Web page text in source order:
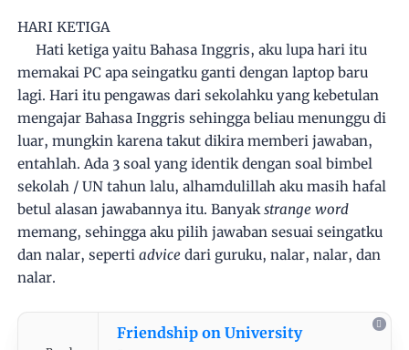
HARI KETIGA
Hati ketiga yaitu Bahasa Inggris, aku lupa hari itu
memakai PC apa seingatku ganti dengan laptop baru
lagi. Hari itu pengawas dari sekolahku yang kebetulan
mengajar Bahasa Inggris sehingga beliau menunggu di
luar, mungkin karena takut dikira memberi jawaban,
entahlah. Ada 3 soal yang identik dengan soal bimbel
sekolah / UN tahun lalu, alhamdulillah aku masih hafal
betul alasan jawabannya itu. Banyakstrange word
memang, sehingga aku pilih jawaban sesuai seingatku
dan nalar, sepertiadvice dari guruku, nalar, nalar, dan
nalar.
Friendship on University